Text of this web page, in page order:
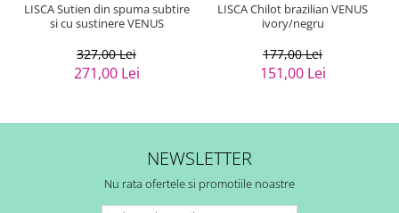
LISCA Sutien din spuma subtire
si cu sustinere VENUS
327,00 Lei
271,00 Lei
LISCA Chilot brazilian VENUS
ivory/negru
177,00 Lei
151,00 Lei
NEWSLETTER
Nu rata ofertele si promotiile noastre